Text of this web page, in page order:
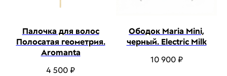
Палочка для волос
Полосатая геометрия.
Aromanta
4 500₽
Ободок Maria Mini,
черный. Electric Milk
10 900 ₽